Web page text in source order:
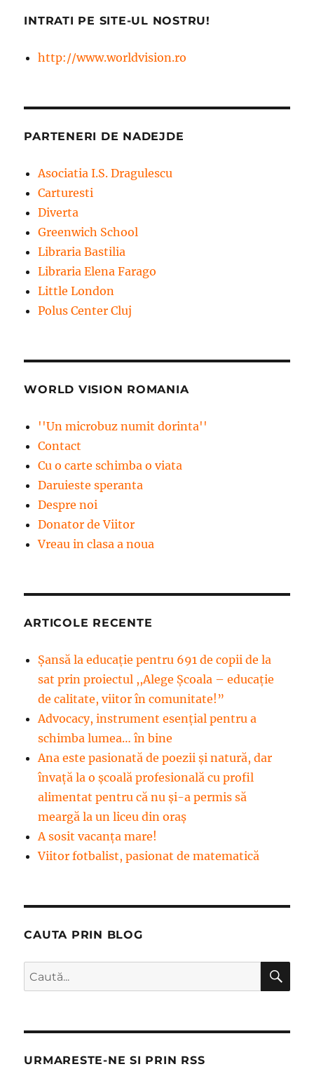
INTRATI PE SITE-UL NOSTRU!
http://www.worldvision.ro
PARTENERI DE NADEJDE
Asociatia I.S. Dragulescu
Carturesti
Diverta
Greenwich School
Libraria Bastilia
Libraria Elena Farago
Little London
Polus Center Cluj
WORLD VISION ROMANIA
''Un microbuz numit dorinta''
Contact
Cu o carte schimba o viata
Daruieste speranta
Despre noi
Donator de Viitor
Vreau in clasa a noua
ARTICOLE RECENTE
Șansă la educație pentru 691 de copii de la
sat prin proiectul ,,Alege Școala – educație
de calitate, viitor în comunitate!”
Advocacy, instrument esenţial pentru a
schimba lumea… în bine
Ana este pasionată de poezii și natură, dar
învață la o școală profesională cu profil
alimentat pentru că nu și-a permis să
meargă la un liceu din oraș
A sosit vacanța mare!
Viitor fotbalist, pasionat de matematică
CAUTA PRIN BLOG
Caută
după:
URMARESTE-NE SI PRIN RSS